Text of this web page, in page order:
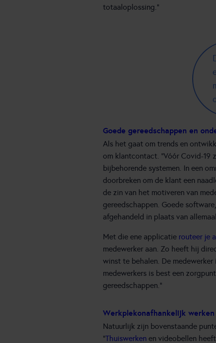
totaaloplossing.”
Goede gereedschappen en
Als het gaat om trends en
om klantcontact. “Vóór Covid-19
bijbehorende systemen. In een
doorbreken om de klant een
de zin van het motiveren van
gereedschappen. Goede
afgehandeld in plaats van
Met die ene applicatie routeer je
medewerker aan. Zo heeft hij
winst te behalen. De medewerker
medewerkers is best een
gereedschappen.”
Werkplekonafhankelijk werken
Natuurlijk zijn bovenstaande
“Thuiswerken en videobellen